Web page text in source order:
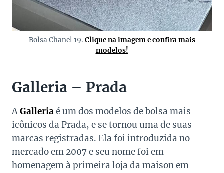
Bolsa Chanel 19. Clique na imagem e confira mais
modelos!
Galleria – Prada
AGalleriaé um dos modelos de bolsa mais
icônicos da Prada, e se tornou uma de suas
marcas registradas. Ela foi introduzida no
mercado em 2007 e seu nome foi em
homenagem à primeira loja da maison em